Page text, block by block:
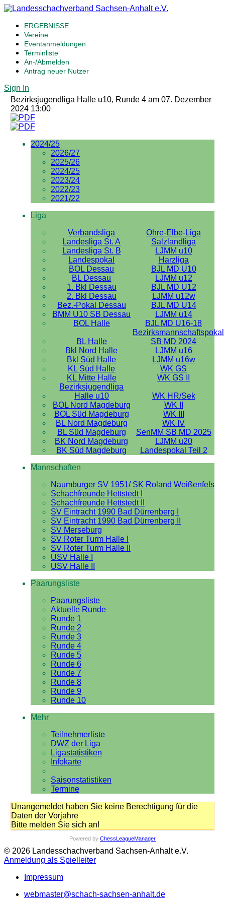
ERGEBNISSE
Vereine
Eventanmeldungen
Terminliste
An-/Abmelden
Antrag neuer Nutzer
Sign In
Bezirksjugendliga Halle u10, Runde 4 am 07. Dezember
2024 13:00
2024/25
2026/27
2025/26
2024/25
2023/24
2022/23
2021/22
Liga
Verbandsliga
Ohre-Elbe-Liga
Landesliga St. A
Salzlandliga
Landesliga St. B
LJMM u10
Landespokal
Harzliga
BOL Dessau
BJL MD U10
BL Dessau
LJMM u12
1. Bkl Dessau
BJL MD U12
2. Bkl Dessau
LJMM u12w
Bez.-Pokal Dessau
BJL MD U14
BMM U10 SB Dessau
LJMM u14
BOL Halle
BJL MD U16-18
BL Halle
Bezirksmannschaftspokal
SB MD 2024
Bkl Nord Halle
LJMM u16
Bkl Süd Halle
LJMM u16w
KL Süd Halle
WK GS
KL Mitte Halle
WK GS II
Bezirksjugendliga
Halle u10
WK HR/Sek
BOL Nord Magdeburg
WK II
BOL Süd Magdeburg
WK III
BL Nord Magdeburg
WK IV
BL Süd Magdeburg
SenMM SB MD 2025
BK Nord Magdeburg
LJMM u20
BK Süd Magdeburg
Landespokal Teil 2
Mannschaften
Naumburger SV 1951/ SK Roland Weißenfels
Schachfreunde Hettstedt I
Schachfreunde Hettstedt II
SV Eintracht 1990 Bad Dürrenberg I
SV Eintracht 1990 Bad Dürrenberg II
SV Merseburg
SV Roter Turm Halle I
SV Roter Turm Halle II
USV Halle I
USV Halle II
Paarungsliste
Paarungsliste
Aktuelle Runde
Runde 1
Runde 2
Runde 3
Runde 4
Runde 5
Runde 6
Runde 7
Runde 8
Runde 9
Runde 10
Mehr
Teilnehmerliste
DWZ der Liga
Ligastatistiken
Infokarte
Saisonstatistiken
Termine
Unangemeldet haben Sie keine Berechtigung für die
Daten der Vorjahre
Bitte melden Sie sich an!
Powered by ChessLeagueManager
© 2026 Landesschachverband Sachsen-Anhalt e.V.
Anmeldung als Spielleiter
Impressum
webmaster@schach-sachsen-anhalt.de